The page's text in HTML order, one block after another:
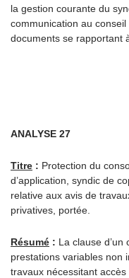
la gestion courante du
communication au
documents se rapportant
ANALYSE 27
Titre : Protection du
d’application, syndic de
relative aux avis de
privatives, portée.
Résumé : La clause
prestations variables non
travaux nécessitant